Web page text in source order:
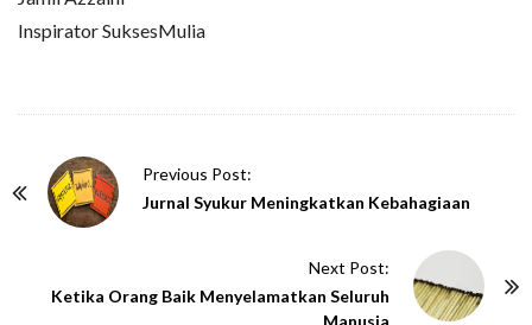
Inspirator SuksesMulia
Previous Post:
Jurnal Syukur Meningkatkan Kebahagiaan
Next Post:
Ketika Orang Baik Menyelamatkan Seluruh
Manusia